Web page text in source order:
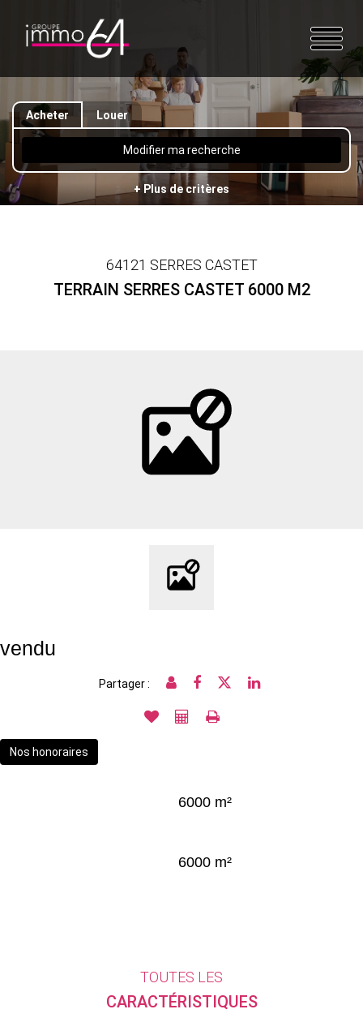
Acheter Louer
Modifier ma recherche
+ Plus de critères
64121 SERRES CASTET
TERRAIN SERRES CASTET 6000 M2
vendu
Partager :
Nos honoraires
6000 m²
6000 m²
TOUTES LES
CARACTÉRISTIQUES